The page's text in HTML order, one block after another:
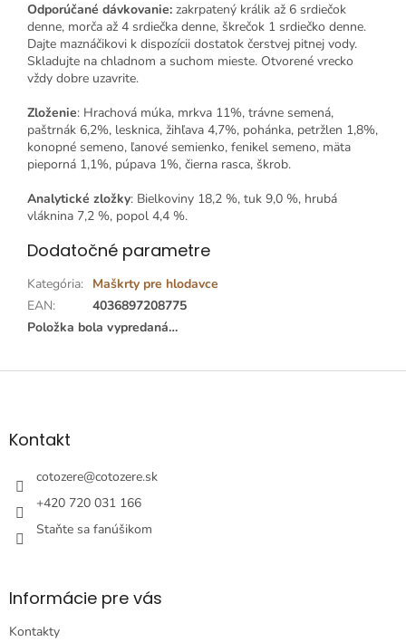
Odporúčané dávkovanie: zakrpatený králik až 6 srdiečok
denne, morča až 4 srdiečka denne, škrečok 1 srdiečko denne.
Dajte maznáčikovi k dispozícii dostatok čerstvej pitnej vody.
Skladujte na chladnom a suchom mieste. Otvorené vrecko
vždy dobre uzavrite.
Zloženie: Hrachová múka, mrkva 11%, trávne semená,
paštrnák 6,2%, lesknica, žihľava 4,7%, pohánka, petržlen 1,8%,
konopné semeno, ľanové semienko, fenikel semeno, mäta
pieporná 1,1%, púpava 1%, čierna rasca, škrob.
Analytické zložky: Bielkoviny 18,2 %, tuk 9,0 %, hrubá
vláknina 7,2 %, popol 4,4 %.
Dodatočné parametre
Kategória: Maškrty pre hlodavce
EAN:
4036897208775
Položka bola vypredaná…
Z
äKontakt
cotozere@cotozere.sk
+420 720 031 166
Staňte sa fanúšikom
Informácie pre vás
Kontakty